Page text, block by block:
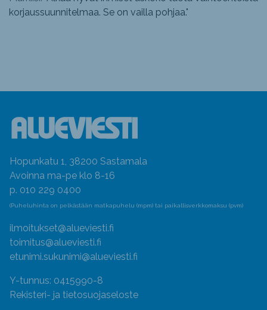
korjaussuunnitelmaa. Se on vailla pohjaa."
Hopunkatu 1, 38200 Sastamala
Avoinna ma-pe klo 8-16
p. 010 229 0400
(Puheluhinta on pelkästään matkapuhelu (mpm) tai paikallisverkkomaksu (pvm)
ilmoitukset@alueviesti.fi
toimitus@alueviesti.fi
etunimi.sukunimi@alueviesti.fi
Y-tunnus: 0415990-8
Rekisteri- ja tietosuojaseloste